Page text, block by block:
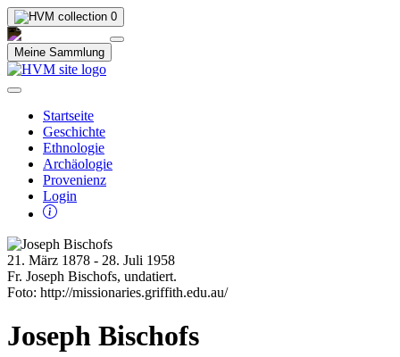
0
Meine Sammlung
Startseite
Geschichte
Ethnologie
Archäologie
Provenienz
Login
21. März 1878 - 28. Juli 1958
Fr. Joseph Bischofs, undatiert.
Foto: http://missionaries.griffith.edu.au/
Joseph Bischofs